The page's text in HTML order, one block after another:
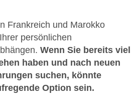
Frankreich und Marokko
persönlichen
Wenn Sie bereits viel
haben und nach neuen
suchen, könnte
Option sein.